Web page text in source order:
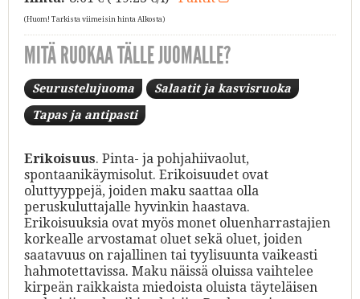
(Huom! Tarkista viimeisin hinta Alkosta)
MITÄ RUOKAA TÄLLE JUOMALLE?
Seurustelujuoma Salaatit ja kasvisruoka
Tapas ja antipasti
Erikoisuus. Pinta- ja pohjahiivaolut,
spontaanikäymisolut. Erikoisuudet ovat
oluttyyppejä, joiden maku saattaa olla
peruskuluttajalle hyvinkin haastava.
Erikoisuuksia ovat myös monet oluenharrastajien
korkealle arvostamat oluet sekä oluet, joiden
saatavuus on rajallinen tai tyylisuunta vaikeasti
hahmotettavissa. Maku näissä oluissa vaihtelee
kirpeän raikkaista miedoista oluista täyteläisen